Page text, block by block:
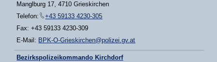
Manglburg 17, 4710 Grieskirchen
Telefon:
+43 59133 4230-305
Fax: +43 59133 4230-309
E-Mail: BPK-O-Grieskirchen@polizei.gv.at
Bezirkspolizeikommando Kirchdorf